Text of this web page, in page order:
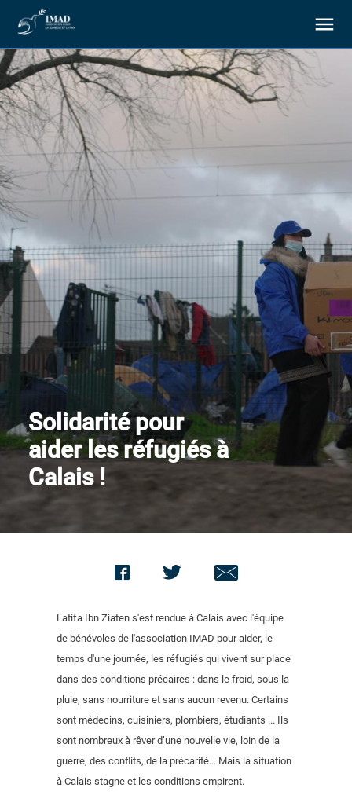
À propos
Nos objectifs
Notre action
Ressources
Nous soutenir
Nous contacter
Solidarité pour
aider les réfugiés à
Calais !
Latifa Ibn Ziaten s'est rendue à Calais avec l'équipe
de bénévoles de l'association IMAD pour aider, le
temps d'une journée, les réfugiés qui vivent sur place
dans des conditions précaires : dans le froid, sous la
pluie, sans nourriture et sans aucun revenu. Certains
sont médecins, cuisiniers, plombiers, étudiants ... Ils
sont nombreux à rêver d’une nouvelle vie, loin de la
guerre, des conflits, de la précarité... Mais la situation
à Calais stagne et les conditions empirent.